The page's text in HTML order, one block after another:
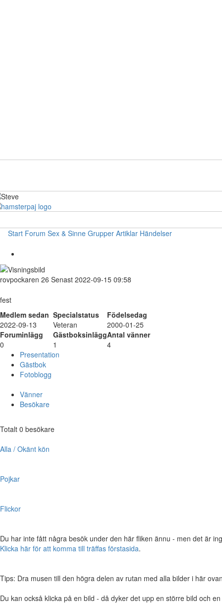
Start Forum Sex & Sinne Grupper Artiklar Händelser
rovpockaren 26 Senast 2022-09-15 09:58
fest
Medlem sedan Specialstatus
Födelsedag
2022-09-13
Veteran
2000-01-25
Foruminlägg
GästboksinläggAntal vänner
0
1
4
Presentation
Gästbok
Fotoblogg
Vänner
Besökare
Totalt 0 besökare
Alla / Okänt kön
Pojkar
Flickor
Du har inte fått några besök under den här fliken ännu - men det är
Klicka här för att komma till träffas förstasida.
Tips: Dra musen till den högra delen av rutan med alla bilder i här
Du kan också klicka på en bild - då dyker det upp en större bild och